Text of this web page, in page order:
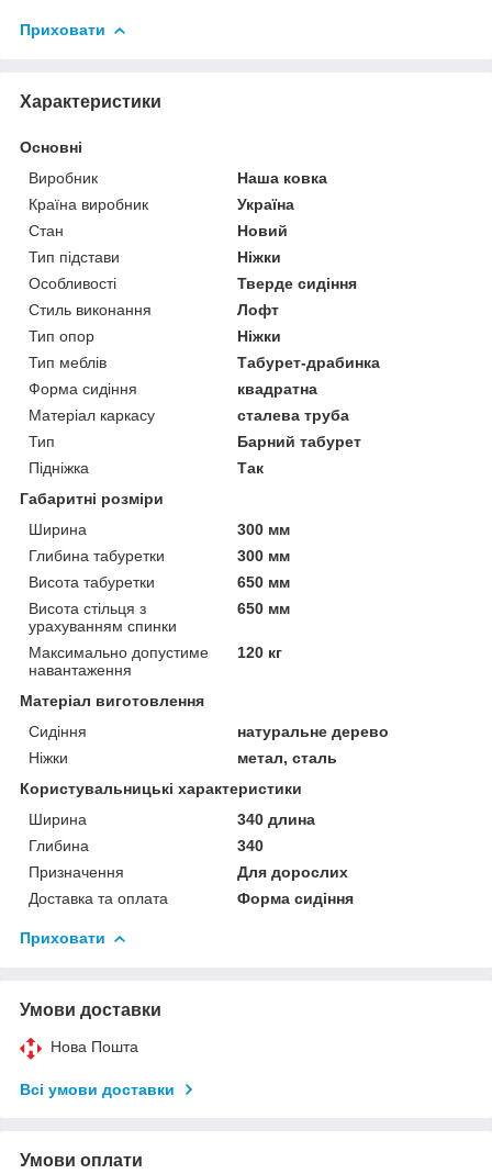
Приховати
Характеристики
Основні
Виробник
Наша ковка
Країна виробник
Україна
Стан
Новий
Тип підстави
Ніжки
Особливості
Тверде сидіння
Стиль виконання
Лофт
Тип опор
Ніжки
Тип меблів
Табурет-драбинка
Форма сидіння
квадратна
Матеріал каркасу
сталева труба
Тип
Барний табурет
Підніжка
Так
Габаритні розміри
Ширина
300 мм
Глибина табуретки
300 мм
Висота табуретки
650 мм
Висота стільця з
урахуванням спинки
650 мм
Максимально допустиме
навантаження
120 кг
Матеріал виготовлення
Сидіння
натуральне дерево
Ніжки
метал, сталь
Користувальницькі характеристики
Ширина
340 длина
Глибина
340
Призначення
Для дорослих
Доставка та оплата
Форма сидіння
Приховати
Умови доставки
Нова Пошта
Всі умови доставки
Умови оплати